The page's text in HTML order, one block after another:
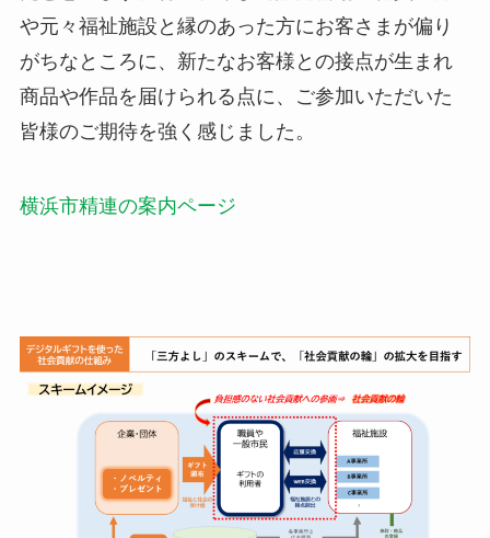
や元々福祉施設と縁のあった方にお客さまが偏り
がちなところに、新たなお客様との接点が生まれ
商品や作品を届けられる点に、ご参加いただいた
皆様のご期待を強く感じました。
横浜市精連の案内ページ